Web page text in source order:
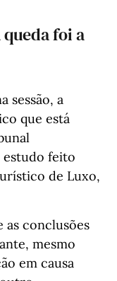
foi a
sessão, a
que está
feito
de Luxo,
as conclusões
mesmo
em causa